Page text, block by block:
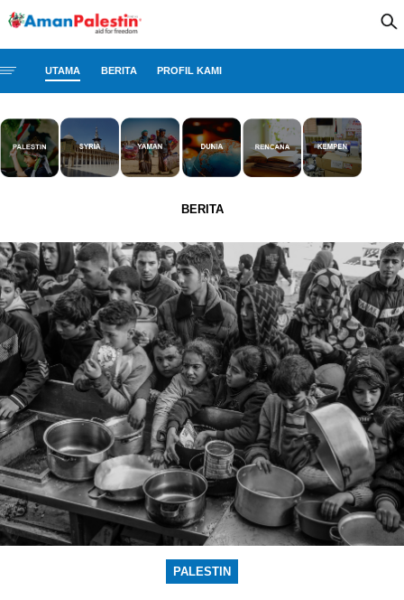
UTAMA BERITA PROFIL KAMI
BERITA
PALESTIN